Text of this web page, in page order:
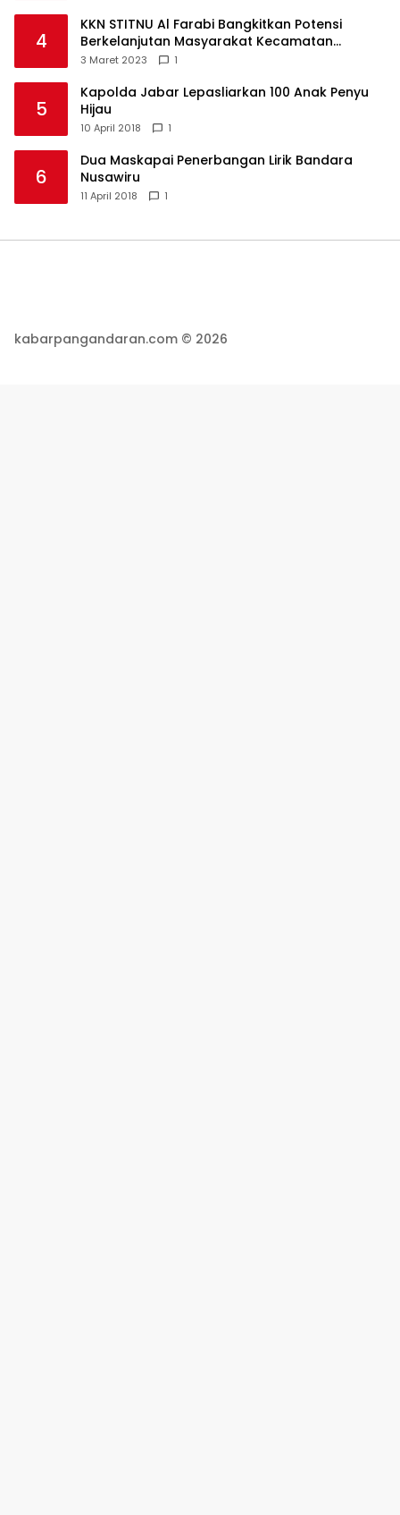
4
KKN STITNU Al Farabi Bangkitkan Potensi
Berkelanjutan Masyarakat Kecamatan
Langkaplancar
3 Maret 2023 1
5
Kapolda Jabar Lepasliarkan 100 Anak Penyu
Hijau
10 April 2018 1
6
Dua Maskapai Penerbangan Lirik Bandara
Nusawiru
11 April 2018 1
kabarpangandaran.com © 2026